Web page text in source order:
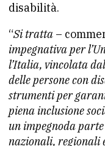
disabilità.
“Si tratta –
impegnativa per
l’Italia, vincolata
delle persone con
strumenti per
piena inclusione
un impegnoda
nazionali, regionali